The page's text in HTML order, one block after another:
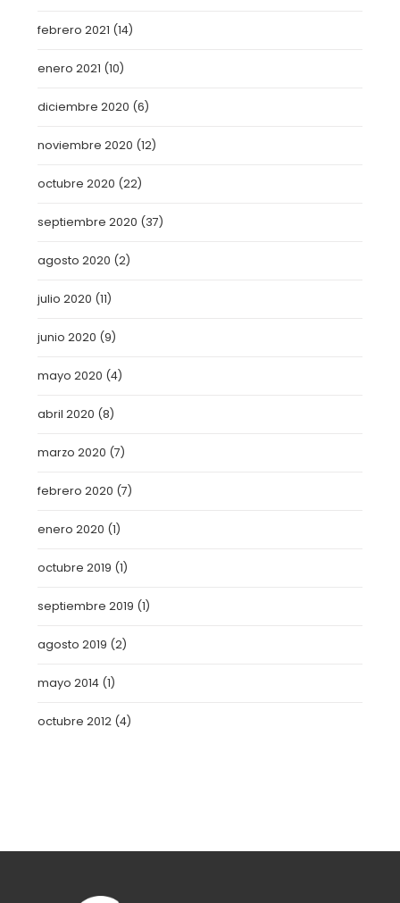
febrero 2021 (14)
enero 2021 (10)
diciembre 2020 (6)
noviembre 2020 (12)
octubre 2020 (22)
septiembre 2020 (37)
agosto 2020 (2)
julio 2020 (11)
junio 2020 (9)
mayo 2020 (4)
abril 2020 (8)
marzo 2020 (7)
febrero 2020 (7)
enero 2020 (1)
octubre 2019 (1)
septiembre 2019 (1)
agosto 2019 (2)
mayo 2014 (1)
octubre 2012 (4)